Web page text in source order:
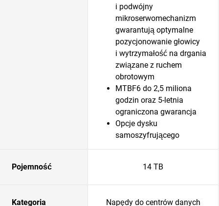
i podwójny
mikroserwomechanizm
gwarantują optymalne
pozycjonowanie głowicy
i wytrzymałość na drgania
związane z ruchem
obrotowym
MTBF6 do 2,5 miliona
godzin oraz 5-letnia
ograniczona gwarancja
Opcje dysku
samoszyfrującego
Pojemność 14 TB
Kategoria Napędy do centrów danych